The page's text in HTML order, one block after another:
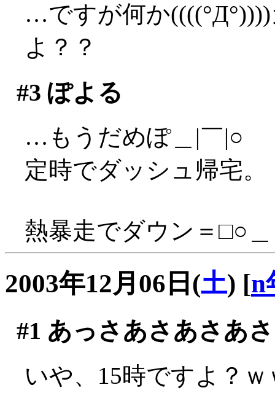
…ですが何か
よ？？
#3 ぽよる
…もうだめぽ＿|￣|○
定時でダッシュ帰宅。
熱暴走でダウン＝□○＿
2003年12月06日(土) [n
#1 あっさあさあさあ
いや、15時ですよ？ｗ